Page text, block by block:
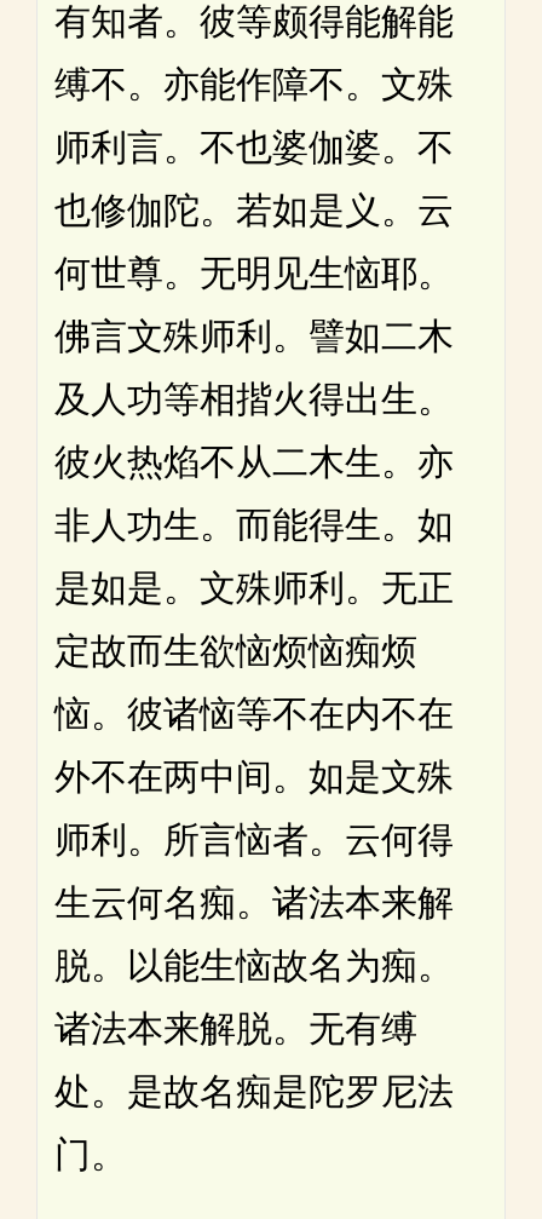
有知者。彼等颇得能解能
缚不。亦能作障不。文殊
师利言。不也婆伽婆。不
也修伽陀。若如是义。云
何世尊。无明见生恼耶。
佛言文殊师利。譬如二木
及人功等相揩火得出生。
彼火热焰不从二木生。亦
非人功生。而能得生。如
是如是。文殊师利。无正
定故而生欲恼烦恼痴烦
恼。彼诸恼等不在内不在
外不在两中间。如是文殊
师利。所言恼者。云何得
生云何名痴。诸法本来解
脱。以能生恼故名为痴。
诸法本来解脱。无有缚
处。是故名痴是陀罗尼法
门。